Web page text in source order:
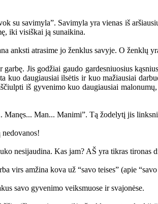
savimyla”. Savimyla yra vienas iš
iki visiškai ją sunaikina.
atrasime jo ženklus savyje. O ženklų
Jis godžiai gaudo gardesniuosius
kuo daugiausiai ilsėtis ir kuo mažiausiai
iš gyvenimo kuo daugiausiai
Man... Manimi”. Tą žodelytį jis
nesijaudina. Kas jam? AŠ yra tikras tironas
amžina kova už “savo teises” (apie
savo gyvenimo veiksmuose ir svajonėse.